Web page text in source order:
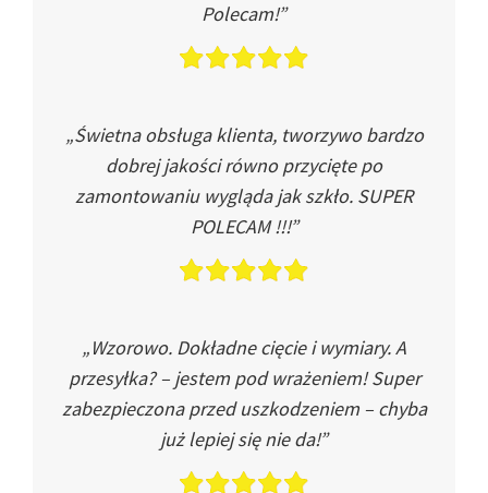
Polecam!”
„Świetna obsługa klienta, tworzywo bardzo
dobrej jakości równo przycięte po
zamontowaniu wygląda jak szkło. SUPER
POLECAM !!!”
„Wzorowo. Dokładne cięcie i wymiary. A
przesyłka? – jestem pod wrażeniem! Super
zabezpieczona przed uszkodzeniem – chyba
już lepiej się nie da!”